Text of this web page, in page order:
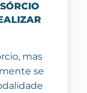
mas
se